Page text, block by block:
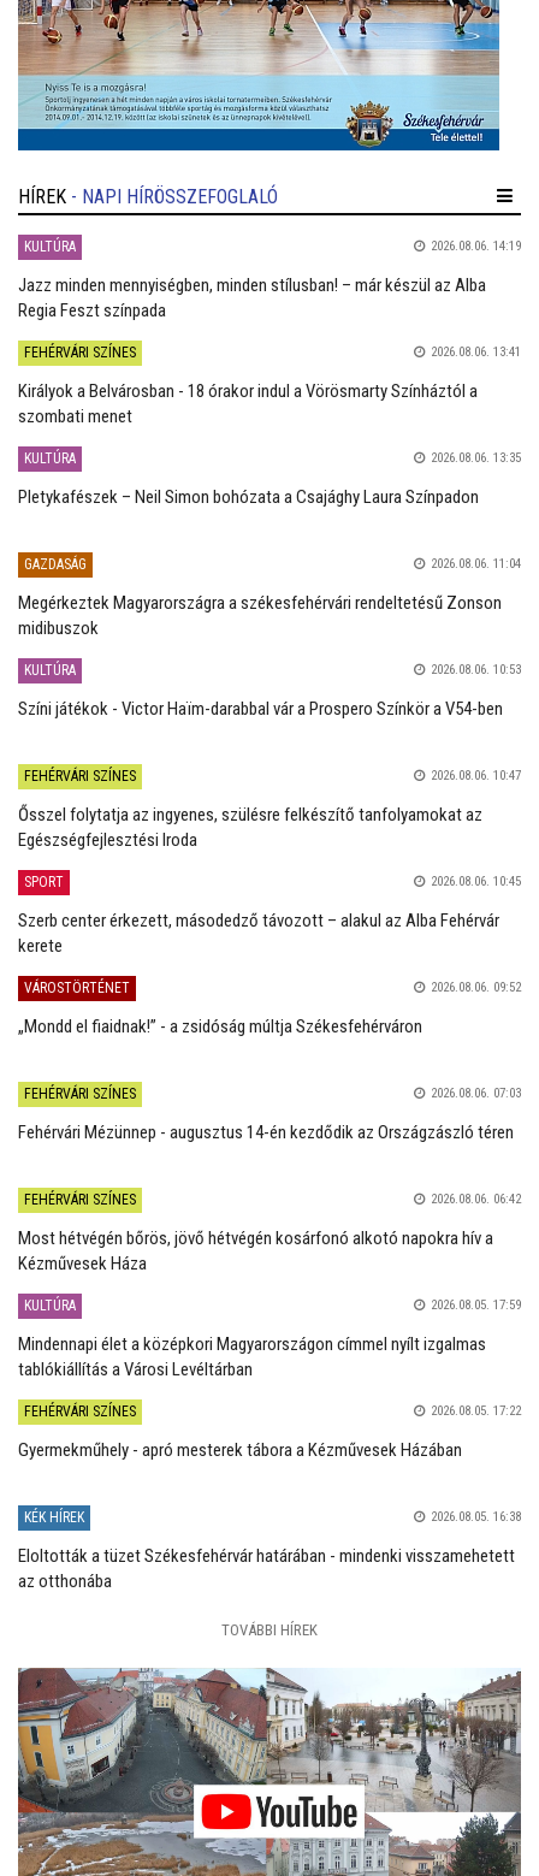
HÍREK - NAPI HÍRÖSSZEFOGLALÓ
KULTÚRA 2026.08.06. 14:19
Jazz minden mennyiségben, minden stílusban! – már készül az Alba
Regia Feszt színpada
FEHÉRVÁRI SZÍNES 2026.08.06. 13:41
Királyok a Belvárosban - 18 órakor indul a Vörösmarty Színháztól a
szombati menet
KULTÚRA 2026.08.06. 13:35
Pletykafészek – Neil Simon bohózata a Csajághy Laura Színpadon
GAZDASÁG 2026.08.06. 11:04
Megérkeztek Magyarországra a székesfehérvári rendeltetésű Zonson
midibuszok
KULTÚRA 2026.08.06. 10:53
Színi játékok - Victor Haïm-darabbal vár a Prospero Színkör a V54-ben
FEHÉRVÁRI SZÍNES 2026.08.06. 10:47
Ősszel folytatja az ingyenes, szülésre felkészítő tanfolyamokat az
Egészségfejlesztési Iroda
SPORT 2026.08.06. 10:45
Szerb center érkezett, másodedző távozott – alakul az Alba Fehérvár
kerete
VÁROSTÖRTÉNET 2026.08.06. 09:52
„Mondd el fiaidnak!” - a zsidóság múltja Székesfehérváron
FEHÉRVÁRI SZÍNES 2026.08.06. 07:03
Fehérvári Mézünnep - augusztus 14-én kezdődik az Országzászló téren
FEHÉRVÁRI SZÍNES 2026.08.06. 06:42
Most hétvégén bőrös, jövő hétvégén kosárfonó alkotó napokra hív a
Kézművesek Háza
KULTÚRA 2026.08.05. 17:59
Mindennapi élet a középkori Magyarországon címmel nyílt izgalmas
tablókiállítás a Városi Levéltárban
FEHÉRVÁRI SZÍNES 2026.08.05. 17:22
Gyermekműhely - apró mesterek tábora a Kézművesek Házában
KÉK HÍREK 2026.08.05. 16:38
Eloltották a tüzet Székesfehérvár határában - mindenki visszamehetett
az otthonába
TOVÁBBI HÍREK